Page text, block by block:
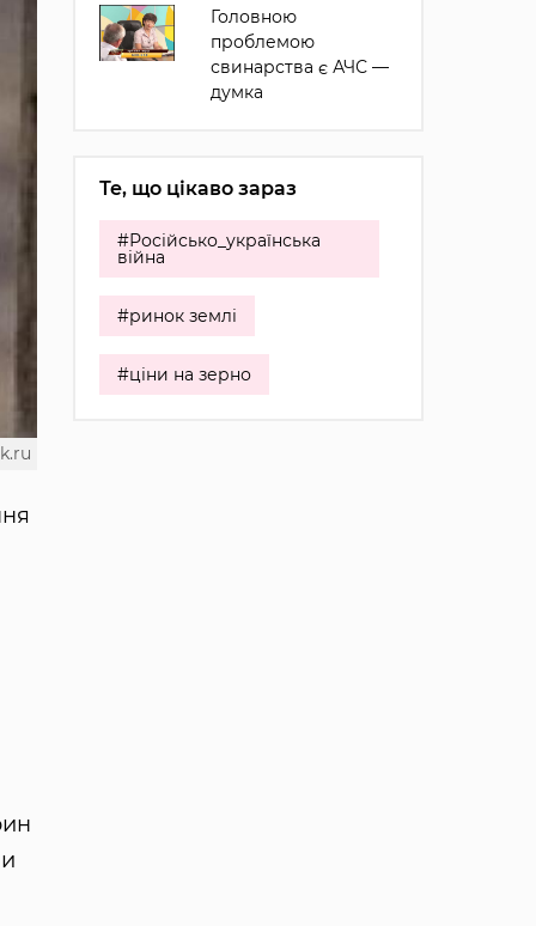
Головною
проблемою
свинарства є АЧС —
думка
Те, що цікаво зараз
#Російсько_українська
війна
#ринок землі
#ціни на зерно